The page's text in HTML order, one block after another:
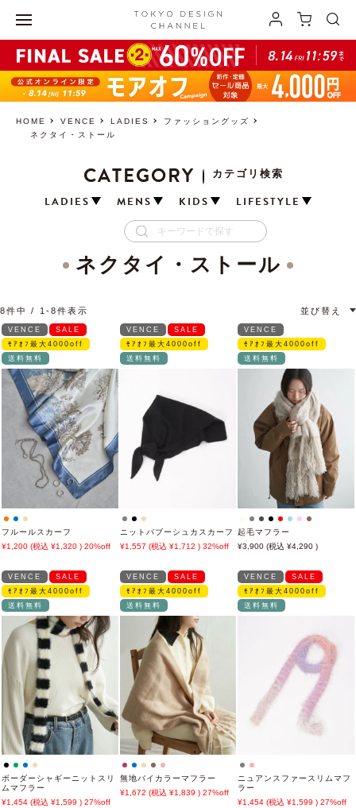
HOME VENCE LADIES
ファッショングッズ
ネクタイ・ストール
CATEGORY
カテゴリ検索
LADIES
MENS KIDS LIFESTYLE
ネクタイ・ストール
並び替え
8件中 1 -8件表示
VENCE
SALE
ﾓｱｵﾌ最大4000off
送料無料
フルールスカーフ
1,200
1,320 20%off
VENCE
SALE
ﾓｱｵﾌ最大4000off
送料無料
ニットバブーシュカスカーフ
1,557
1,712 32%off
VENCE
ﾓｱｵﾌ最大4000off
送料無料
起毛マフラー
3,900
4,290
VENCE
SALE
ﾓｱｵﾌ最大4000off
送料無料
ボーダーシャギーニットスリ
ムマフラー
1,454
1,599 27%off
VENCE
SALE
ﾓｱｵﾌ最大4000off
送料無料
無地バイカラーマフラー
1,672
1,839 27%off
VENCE
SALE
ﾓｱｵﾌ最大4000off
送料無料
ニュアンスファースリムマフ
ラー
1,454
1,599 27%off